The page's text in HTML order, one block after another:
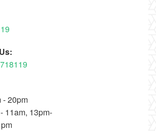
- 20pm
11am, 13pm-